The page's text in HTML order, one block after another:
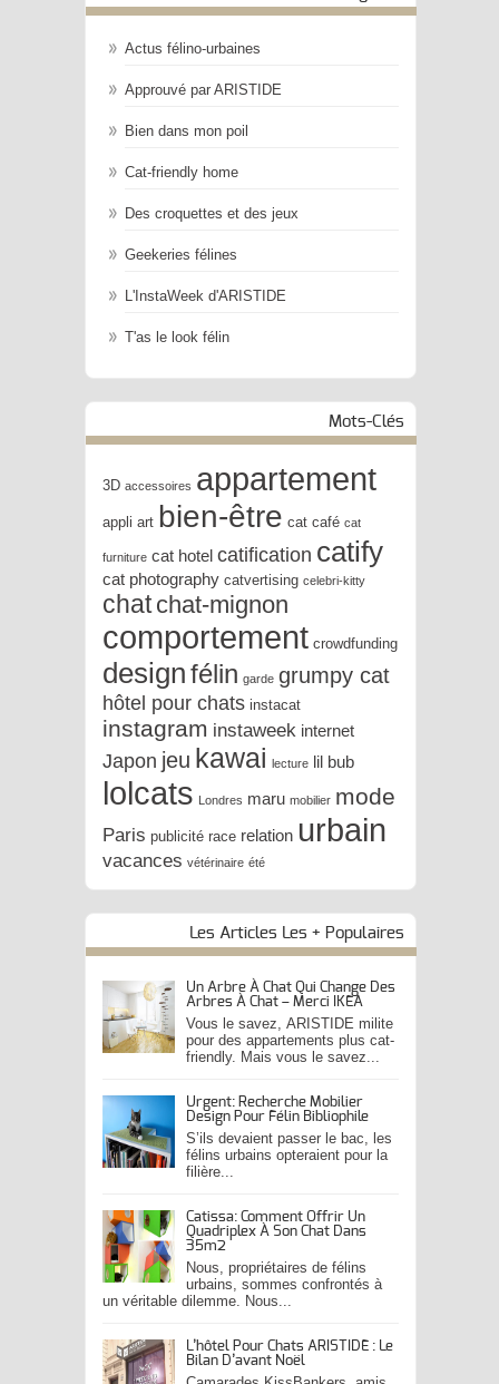
Actus félino-urbaines
Approuvé par ARISTIDE
Bien dans mon poil
Cat-friendly home
Des croquettes et des jeux
Geekeries félines
L'InstaWeek d'ARISTIDE
T'as le look félin
Mots-Clés
3D accessoires appartement
appli art bien-être cat café cat
furniture cat hotel catification catify
cat photography catvertising celebri-kitty
chat chat-mignon
comportement crowdfunding
designfélin garde grumpy cat
hôtel pour chats instacat
instagram instaweek internet
Japon jeu kawai lecture lil bub
lolcats Londres maru mobilier mode
Paris publicité race relation urbain
vacances vétérinaire été
Les Articles Les + Populaires
Un Arbre À Chat Qui Change Des
Arbres À Chat – Merci IKEA
Vous le savez, ARISTIDE milite
pour des appartements plus cat-
friendly. Mais vous le savez...
Urgent: Recherche Mobilier
Design Pour Félin Bibliophile
S’ils devaient passer le bac, les
félins urbains opteraient pour la
filière...
Catissa: Comment Offrir Un
Quadriplex À Son Chat Dans
35m2
Nous, propriétaires de félins
urbains, sommes confrontés à
un véritable dilemme. Nous...
L’hôtel Pour Chats ARISTIDE : Le
Bilan D’avant Noël